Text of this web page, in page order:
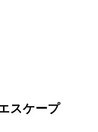
スケープ